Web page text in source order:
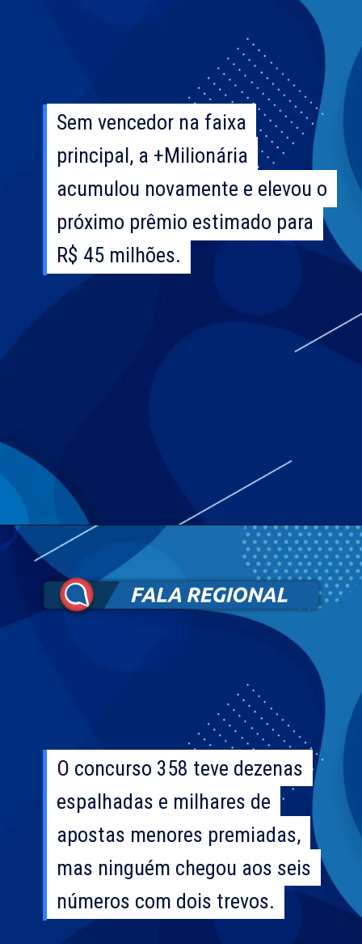
Sem vencedor na faixa
principal, a +Milionária
acumulou novamente e elevou o
próximo prêmio estimado para
R$ 45 milhões.
Sem vencedor na faixa
principal, a +Milionária
acumulou novamente e elevou o
próximo prêmio estimado para
R$ 45 milhões.
O concurso 358 teve dezenas
espalhadas e milhares de
apostas menores premiadas,
mas ninguém chegou aos seis
números com dois trevos.
O concurso 358 teve dezenas
espalhadas e milhares de
apostas menores premiadas,
mas ninguém chegou aos seis
números com dois trevos.